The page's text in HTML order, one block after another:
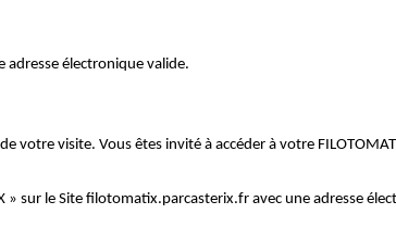
adresse électronique valide.
votre visite. Vous êtes invité à accéder à votre
» sur le Site filotomatix.parcasterix.fr avec une adresse